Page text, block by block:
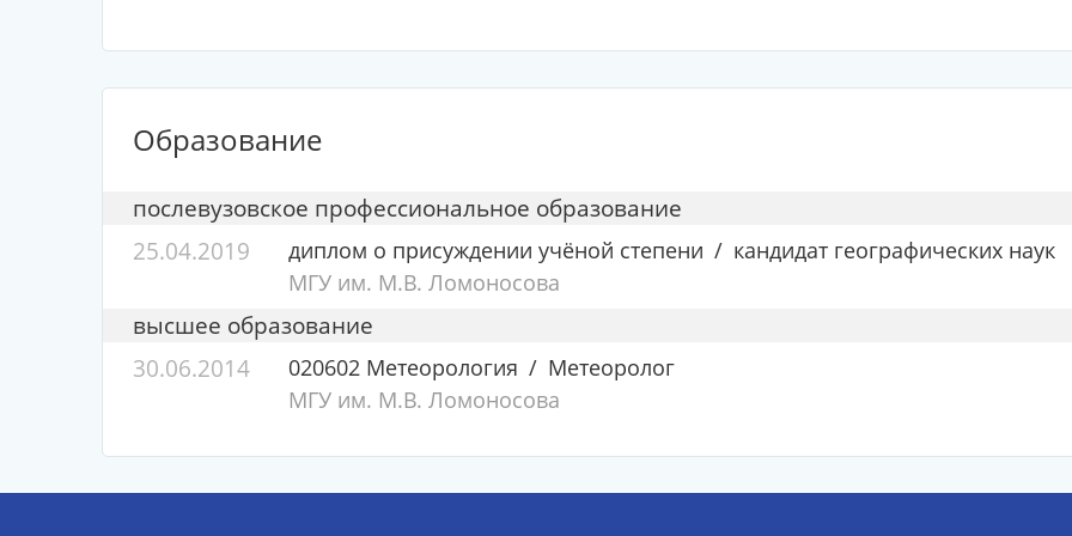
Образование
послевузовское профессиональное образование
25.04.2019
диплом о присуждении учёной степени
кандидат географических наук
МГУ им. М.В. Ломоносова
высшее образование
30.06.2014
020602 Метеорология
Метеоролог
МГУ им. М.В. Ломоносова